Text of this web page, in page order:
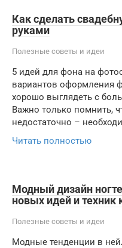
Как сделать
руками
Полезные советы и идеи
5 идей для фона на
вариантов оформления
хорошо выглядеть с
Важно только помнить,
недостаточно –
Читать полностью
Модный дизайн
новых идей и
Полезные советы и идеи
Модные тенденции в